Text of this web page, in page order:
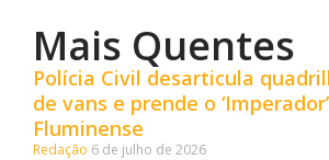
Mais Quentes
Polícia Civil desarticula
de vans e prende o
Fluminense
Redação 6 de julho de 2026